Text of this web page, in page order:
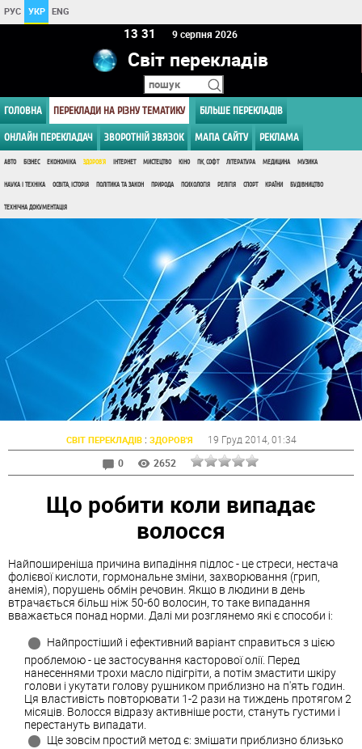
РУС УКР ENG
13:31 9 серпня 2026
Світ перекладів
ГОЛОВНА ПЕРЕКЛАДИ НА РІЗНУ ТЕМАТИКУ БІЛЬШЕ ПЕРЕКЛАДІВ
ОНЛАЙН ПЕРЕКЛАДАЧ ЗВОРОТНІЙ ЗВЯЗОК МАПА САЙТУ РЕКЛАМА
АВТО БІЗНЕС ЕКОНОМІКА ЗДОРОВ'Я ІНТЕРНЕТ МИСТЕЦТВО КІНО ПК, СОФТ ЛІТЕРАТУРА МЕДИЦИНА МУЗИКА
НАУКА І ТЕХНІКА ОСВІТА, ІСТОРІЯ ПОЛІТИКА ТА ЗАКОН ПРИРОДА ПСИХОЛОГІЯ РЕЛІГІЯ СПОРТ КРАЇНИ БУДІВНИЦТВО
ТЕХНІЧНА ДОКУМЕНТАЦІЯ
СВІТ ПЕРЕКЛАДІВ: ЗДОРОВ'Я 19 Груд 2014, 01:34
0
2652
Що робити коли випадає
волосся
Найпоширеніша причина випадіння підлос - це стреси, нестача
фолієвої кислоти, гормональне зміни, захворювання (грип,
анемія), порушень обмін речовин. Якщо в людини в день
втрачається більш ніж 50-60 волосин, то таке випадання
вважається понад норми. Далі ми розглянемо які є способи і:
Найпростіший і ефективний варіант справиться з цією
проблемою - це застосування касторової олії. Перед
нанесеннями трохи масло підігріти, а потім змастити шкіру
голови і укутати голову рушником приблизно на п'ять годин.
Ця властивість повторювати 1-2 рази на тиждень протягом 2
місяців. Волосся відразу активніше рости, стануть густими і
перестануть випадати.
Ще зовсім простий метод є: змішати приблизно близько